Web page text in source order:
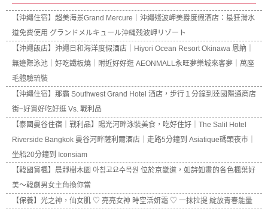
【沖繩住宿】超美海景Grand Mercure｜沖繩殘波岬美爵度假酒店：最狂滑水
道免費使用 グランドメルキュール沖縄残波岬リゾート
【沖繩飯店】沖繩日和海洋度假酒店｜Hiyori Ocean Resort Okinawa 恩納｜
無邊際泳池｜好吃鐵板燒｜附近好好逛 AEONMALL永旺夢樂城來客夢｜萬座
毛體驗琉裝
【沖繩住宿】那霸 Southwest Grand Hotel 酒店，步行１分鐘到達國際通商店
街~好買好吃好逛 Vs. 戰利品
【泰國曼谷住宿｜戰利品】陽光河畔泳裝美食，吃好住好｜The Salil Hotel
Riverside Bangkok 曼谷河畔薩利爾酒店｜走路5分鐘到 Asiatique碼頭夜市｜
坐船20分鐘到 Iconsiam
【韓國賞楓】晨靜樹木園 아침고요수목원 位於京畿道，如詩如畫的各色楓葉好
美～韓劇男女主角換你當
【保養】光之神，仙女肌 ♡ 亮亮女神 時空活妍霜 ♡ 一抹拉提 綻放青春能量